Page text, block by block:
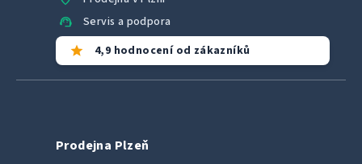
support_agent Servis a podpora
star 4,9 hodnocení od zákazníků
Prodejna Plzeň